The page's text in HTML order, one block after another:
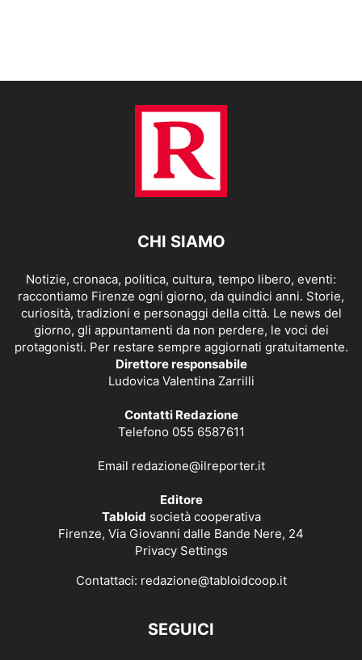
CHI SIAMO
Notizie, cronaca, politica, cultura, tempo libero, eventi:
raccontiamo Firenze ogni giorno, da quindici anni. Storie,
curiosità, tradizioni e personaggi della città. Le news del
giorno, gli appuntamenti da non perdere, le voci dei
protagonisti. Per restare sempre aggiornati gratuitamente.
Direttore responsabile
Ludovica Valentina Zarrilli
Contatti Redazione
Telefono 055 6587611
Email redazione@ilreporter.it
Editore
Tabloid società cooperativa
Firenze, Via Giovanni dalle Bande Nere, 24
Privacy Settings
Contattaci: redazione@tabloidcoop.it
SEGUICI